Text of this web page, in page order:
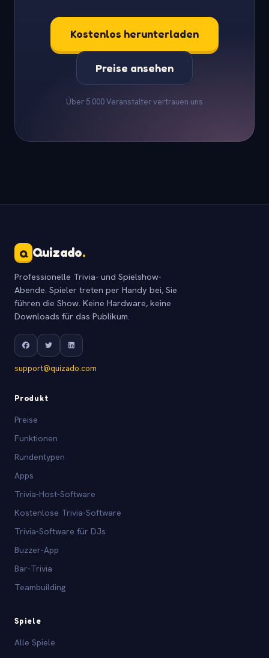
Kostenlos herunterladen
Preise ansehen
Über 5.000 Veranstalter vertrauen uns
Q Quizado.
Professionelle Trivia- und Spielshow-
Abende. Spieler treten per Handy bei, Sie
führen die Show. Keine Hardware, keine
Downloads für das Publikum.
support@quizado.com
Produkt
Preise
Funktionen
Rundentypen
Apps
Trivia-Host-Software
Kostenlose Trivia-Software
Trivia-Software für DJs
Buzzer-App
Bar-Trivia
Teambuilding
Spiele
Alle Spiele